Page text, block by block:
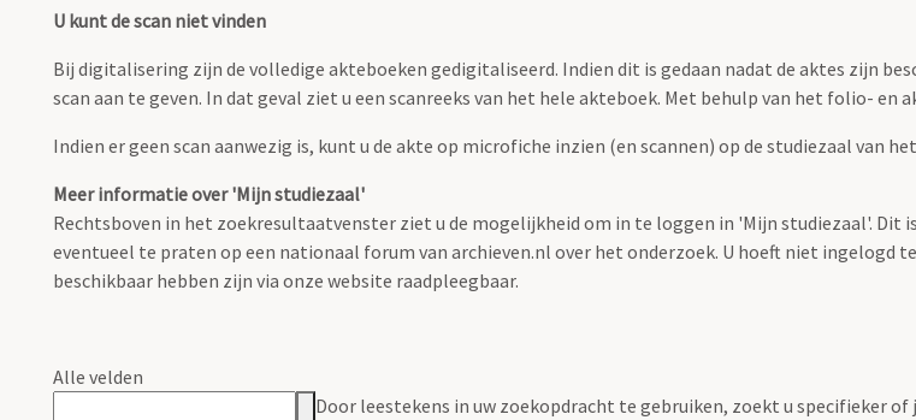
U kunt de scan niet vinden
Bij digitalisering zijn de volledige akteboeken gedigitaliseerd. Indien dit is gedaan nadat de aktes zijn
scan aan te geven. In dat geval ziet u een scanreeks van het hele akteboek. Met behulp van het folio-
Indien er geen scan aanwezig is, kunt u de akte op microfiche inzien (en scannen) op de studiezaal van
Meer informatie over 'Mijn studiezaal'
Rechtsboven in het zoekresultaatvenster ziet u de mogelijkheid om in te loggen in 'Mijn studiezaal'. Dit
eventueel te praten op een nationaal forum van archieven.nl over het onderzoek. U hoeft niet ingelogd
beschikbaar hebben zijn via onze website raadpleegbaar.
Alle velden
Door leestekens in uw zoekopdracht te gebruiken, zoekt u specifieker of